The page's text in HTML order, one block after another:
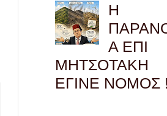
Η
Α ΕΠΙ
ΜΗΤΣΟΤΑΚΗ
ΕΓΙΝΕ ΝΟΜΟΣ